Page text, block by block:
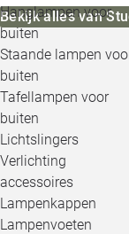
Hanglampen voor
buiten
Staande lampen
buiten
Tafellampen voor
buiten
Lichtslingers
Verlichting
accessoires
Lampenkappen
Lampenvoeten
Bekijk alles van